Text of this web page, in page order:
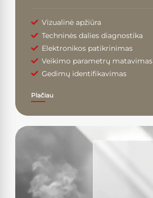
Vizualinė apžiūra
Techninės dalies diagnostika
Elektronikos patikrinimas
Veikimo parametrų matavimas
Gedimų identifikavimas
Plačiau